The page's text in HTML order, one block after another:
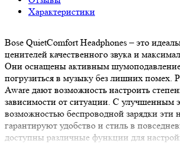
Характеристики
Bose QuietComfort Headphones – это
ценителей качественного звука и
Они оснащены активным
погрузиться в музыку без лишних помех.
Aware дают возможность настроить
зависимости от ситуации. С улучшенным
возможностью беспроводной зарядки эти
гарантируют удобство и стиль в
доступны различные функции для